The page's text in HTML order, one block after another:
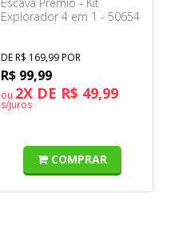
Escava Prêmio - Kit
Explorador 4 em 1 - 50654
DE R$ 169,99 POR
R$ 99,99
ou 2X DE R$ 49,99
s/juros
COMPRAR